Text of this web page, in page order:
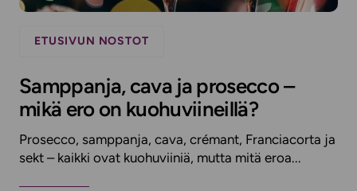
ETUSIVUN NOSTOT
Samppanja, cava ja prosecco –
mikä ero on kuohuviineillä?
Prosecco, samppanja, cava, crémant, Franciacorta ja
sekt – kaikki ovat kuohuviiniä, mutta mitä eroa...